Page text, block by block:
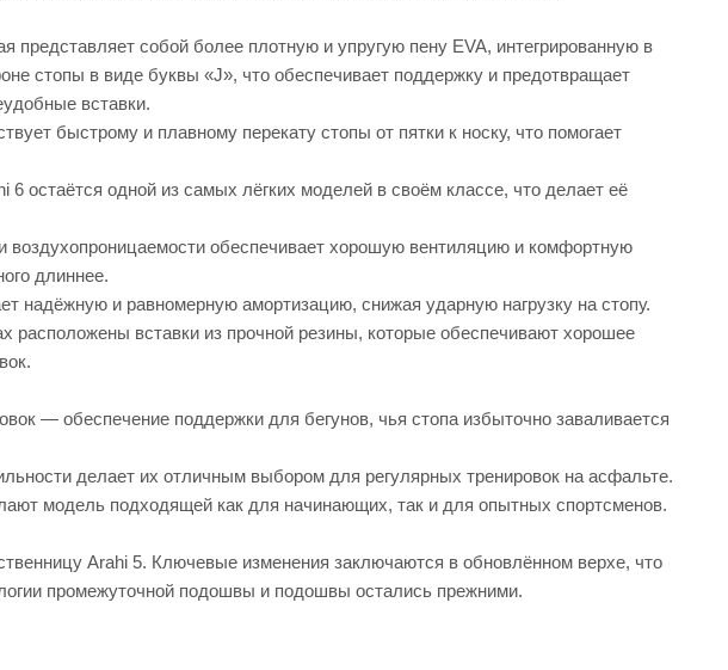
представляет собой более плотную и упругую пену EVA, интегрированную в
стопы в виде буквы «J», что обеспечивает поддержку и предотвращает
вставки.
быстрому и плавному перекату стопы от пятки к носку, что помогает
остаётся одной из самых лёгких моделей в своём классе, что делает её
воздухопроницаемости обеспечивает хорошую вентиляцию и комфортную
длиннее.
надёжную и равномерную амортизацию, снижая ударную нагрузку на стопу.
расположены вставки из прочной резины, которые обеспечивают хорошее
— обеспечение поддержки для бегунов, чья стопа избыточно заваливается
делает их отличным выбором для регулярных тренировок на асфальте.
модель подходящей как для начинающих, так и для опытных спортсменов.
Arahi 5. Ключевые изменения заключаются в обновлённом верхе, что
промежуточной подошвы и подошвы остались прежними.